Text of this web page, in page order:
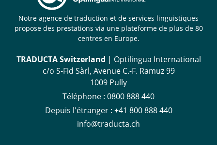
Notre agence de traduction et de services linguistiques
propose des prestations via une plateforme de plus de 80
centres en Europe.
TRADUCTA Switzerland | Optilingua International
c/o S-Fid Sàrl, Avenue C.-F. Ramuz 99
1009 Pully
Téléphone : 0800 888 440
Depuis l'étranger : +41 800 888 440
info@traducta.ch